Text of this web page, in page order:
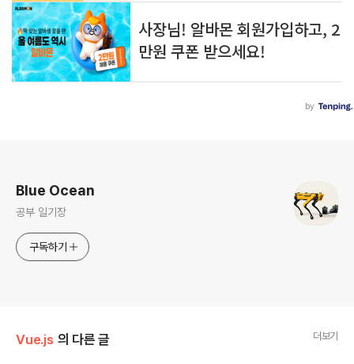
Blue Ocean
공부 일기장
구독하기
Vue.js 의 다른 글 더보기